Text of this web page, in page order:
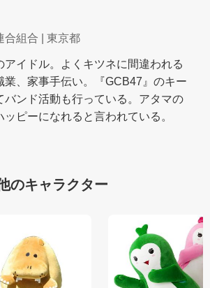
合組合 | 東京都
アイドル。よくキツネに間違われる
業、家事手伝い。『GCB47』のキー
バンド活動も行っている。アタマの
ピーになれると言われている。
のキャラクター